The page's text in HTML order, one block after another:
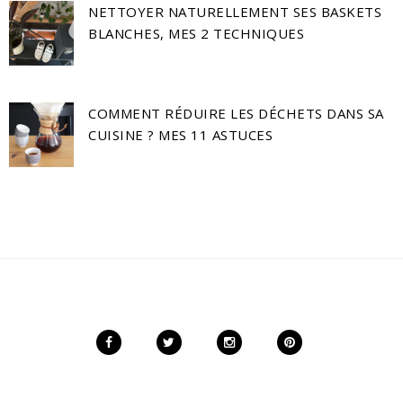
NETTOYER NATURELLEMENT SES BASKETS
BLANCHES, MES 2 TECHNIQUES
COMMENT RÉDUIRE LES DÉCHETS DANS SA
CUISINE ? MES 11 ASTUCES